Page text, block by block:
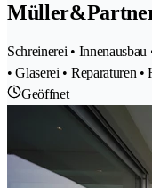
Schreinerei •
• Glaserei • Reparaturen •
Geöffnet